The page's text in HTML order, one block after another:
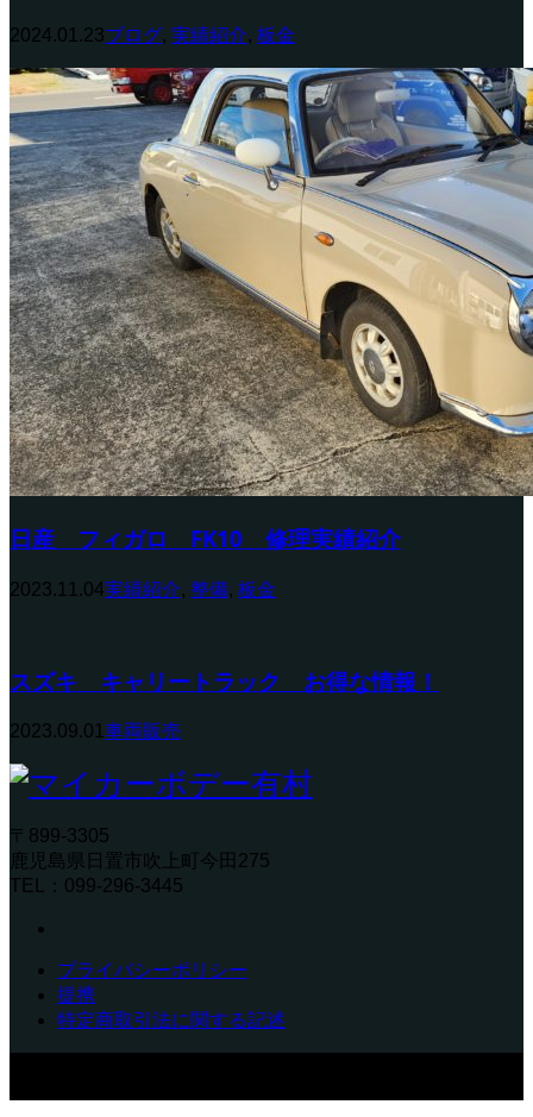
2024.01.23ブログ, 実績紹介, 板金
日産 フィガロ FK10 修理実績紹介
2023.11.04実績紹介, 整備, 板金
スズキ キャリートラック お得な情報！
2023.09.01 車両販売
〒899-3305
鹿児島県日置市吹上町今田275
TEL：099-296-3445
プライバシーポリシー
提携
特定商取引法に関する記述